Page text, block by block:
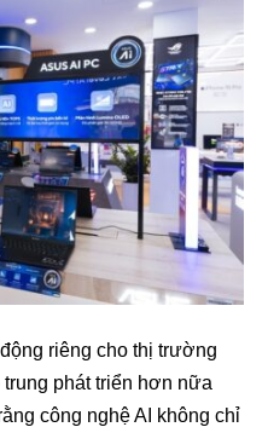
riêng cho thị trường
phát triển hơn nữa
công nghệ AI không chỉ